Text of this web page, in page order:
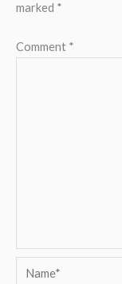
marked *
Comment *
Name*